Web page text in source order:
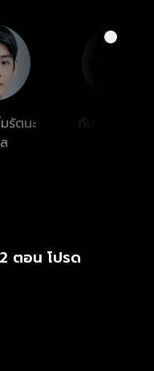
รัตนะ
ภีมพล พาณิชย์
ตอน โปรด